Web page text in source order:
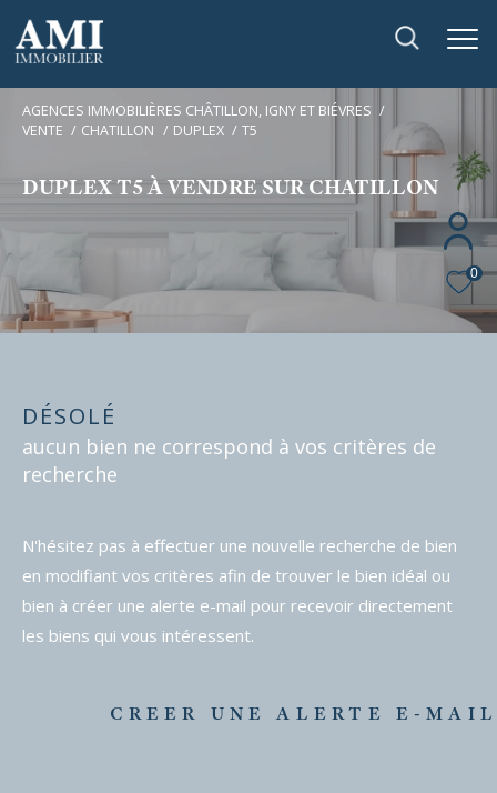
0
AGENCES IMMOBILIÈRES CHÂTILLON, IGNY ET BIÉVRES
VENTE
CHATILLON DUPLEX T5
DUPLEX T5 À VENDRE SUR CHATILLON
DÉSOLÉ
aucun bien ne correspond à vos critères de
recherche
N'hésitez pas à effectuer une nouvelle recherche de bien
en modifiant vos critères afin de trouver le bien idéal ou
bien à créer une alerte e-mail pour recevoir directement
les biens qui vous intéressent.
CREER UNE ALERTE E-